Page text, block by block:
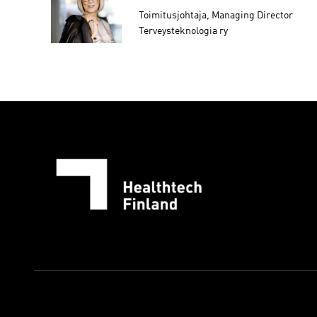
Toimitusjohtaja, Managing Director
Terveysteknologia ry